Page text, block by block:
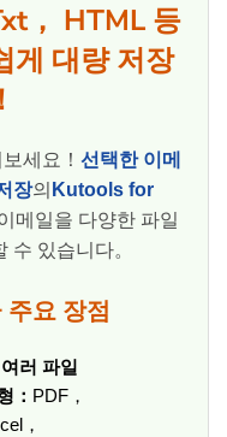
， HTML 등
게 대량 저장
세요！ 선택한 이메
장의 Kutools for
메일을 다양한 파일
수 있습니다。
주요 장점
러 파일
： PDF，
，